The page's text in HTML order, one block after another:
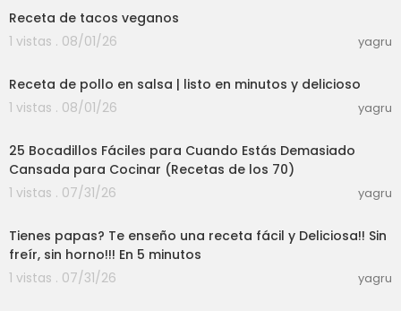
Receta de tacos veganos
1 vistas . 08/01/26
yagru
Receta de pollo en salsa | listo en minutos y delicioso
1 vistas . 08/01/26
yagru
25 Bocadillos Fáciles para Cuando Estás Demasiado
Cansada para Cocinar (Recetas de los 70)
1 vistas . 07/31/26
yagru
Tienes papas? Te enseño una receta fácil y Deliciosa!! Sin
freír, sin horno!!! En 5 minutos
1 vistas . 07/31/26
yagru